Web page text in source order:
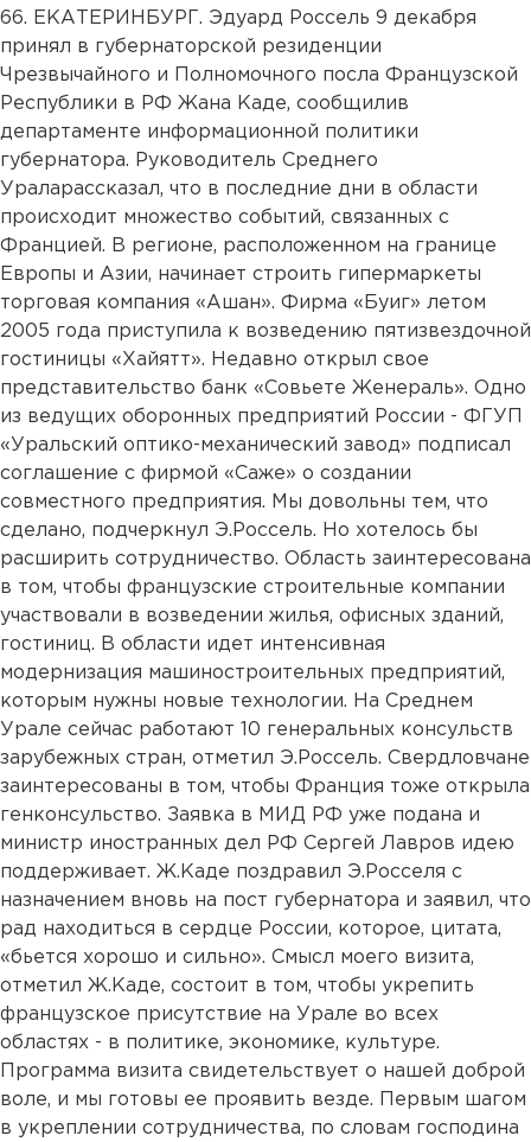
66. ЕКАТЕРИНБУРГ. Эдуард Россель 9 декабря
принял в губернаторской резиденции
Чрезвычайного и Полномочного посла Французской
Республики в РФ Жана Каде, сообщилив
департаменте информационной политики
губернатора. Руководитель Среднего
Ураларассказал, что в последние дни в области
происходит множество событий, связанных с
Францией. В регионе, расположенном на границе
Европы и Азии, начинает строить гипермаркеты
торговая компания «Ашан». Фирма «Буиг» летом
2005 года приступила к возведению пятизвездочной
гостиницы «Хайятт». Недавно открыл свое
представительство банк «Совьете Женераль». Одно
из ведущих оборонных предприятий России - ФГУП
«Уральский оптико-механический завод» подписал
соглашение с фирмой «Саже» о создании
совместного предприятия. Мы довольны тем, что
сделано, подчеркнул Э.Россель. Но хотелось бы
расширить сотрудничество. Область заинтересована
в том, чтобы французские строительные компании
участвовали в возведении жилья, офисных зданий,
гостиниц. В области идет интенсивная
модернизация машиностроительных предприятий,
которым нужны новые технологии. На Среднем
Урале сейчас работают 10 генеральных консульств
зарубежных стран, отметил Э.Россель. Свердловчане
заинтересованы в том, чтобы Франция тоже открыла
генконсульство. Заявка в МИД РФ уже подана и
министр иностранных дел РФ Сергей Лавров идею
поддерживает. Ж.Каде поздравил Э.Росселя с
назначением вновь на пост губернатора и заявил, что
рад находиться в сердце России, которое, цитата,
«бьется хорошо и сильно». Смысл моего визита,
отметил Ж.Каде, состоит в том, чтобы укрепить
французское присутствие на Урале во всех
областях - в политике, экономике, культуре.
Программа визита свидетельствует о нашей доброй
воле, и мы готовы ее проявить везде. Первым шагом
в укреплении сотрудничества, по словам господина